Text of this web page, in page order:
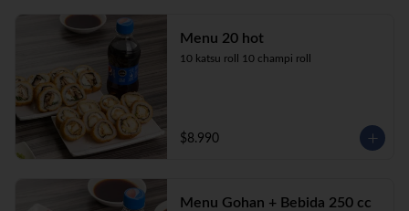
Menu 20 hot
10 katsu roll 10 champi roll
$8.990
Menu Gohan + Bebida 250 cc